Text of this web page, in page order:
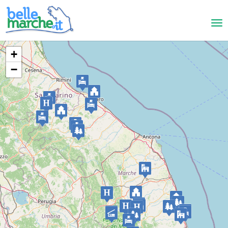
Pesaro
Country House Il Pignocco
COUNTRY HOUSE
+
−